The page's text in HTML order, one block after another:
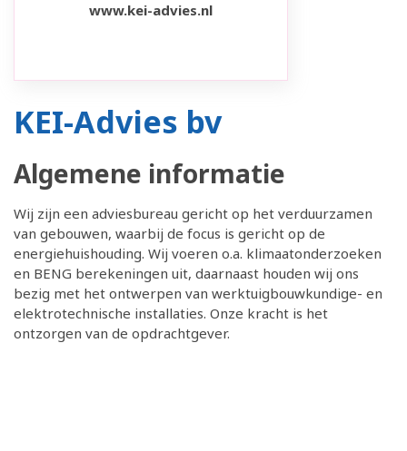
www.kei-advies.nl
KEI-Advies bv
Algemene informatie
Wij zijn een adviesbureau gericht op het verduurzamen
van gebouwen, waarbij de focus is gericht op de
energiehuishouding. Wij voeren o.a. klimaatonderzoeken
en BENG berekeningen uit, daarnaast houden wij ons
bezig met het ontwerpen van werktuigbouwkundige- en
elektrotechnische installaties. Onze kracht is het
ontzorgen van de opdrachtgever.